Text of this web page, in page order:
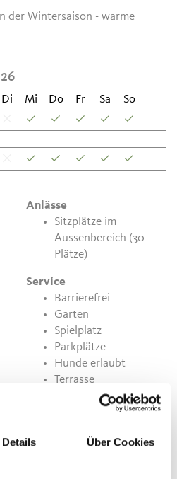
Details Über Cookies
der Wintersaison - warme
Di Mi Do Fr Sa
So
Anlässe
Sitzplätze im
Aussenbereich (30
Plätze)
Service
Barrierefrei
Garten
Spielplatz
Parkplätze
Hunde erlaubt
Terrasse